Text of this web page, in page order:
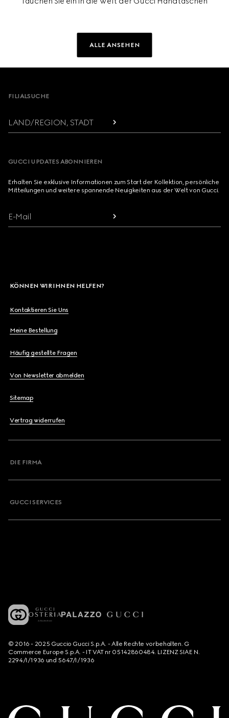
ALLE ANSEHEN
Footer
FILIALSUCHE
LAND/REGION, STADT
GUCCI UPDATES ABONNIEREN
Erhalten Sie exklusive Informationen zum Start der Kollektion, persönliche
Mitteilungen und weitere spannende Neuigkeiten aus der Welt von Gucci.
E-Mail
KÖNNEN WIR IHNEN HELFEN?
Kontaktieren Sie Uns
Meine Bestellung
Häufig gestellte Fragen
Von Newsletter abmelden
Sitemap
Vertrag widerrufen
DIE FIRMA
GUCCI SERVICES
© 2016 - 2025 Guccio Gucci S.p.A. - Alle Rechte vorbehalten. G
Commerce Europe S.p.A. - IT VAT nr 05142860484. LIZENZ SIAE N.
2294/I/1936 und 5647/I/1936